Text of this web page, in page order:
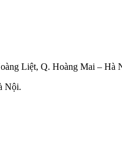
Liệt, Q. Hoàng Mai – Hà
Nội.